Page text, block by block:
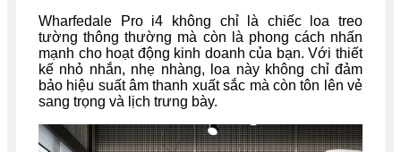
Wharfedale Pro i4 không chỉ là chiếc loa treo
tường thông thường mà còn là phong cách nhấn
mạnh cho hoạt động kinh doanh của bạn. Với thiết
kế nhỏ nhắn, nhẹ nhàng, loa này không chỉ đảm
bảo hiệu suất âm thanh xuất sắc mà còn tôn lên vẻ
sang trọng và lịch trưng bày.